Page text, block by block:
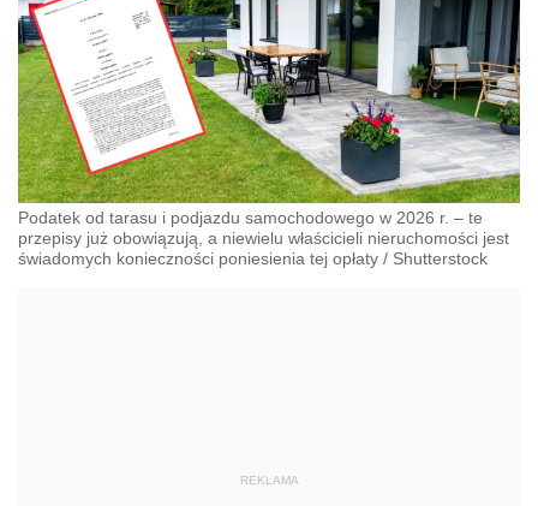
Podatek od tarasu i podjazdu samochodowego w 2026 r. – te
przepisy już obowiązują, a niewielu właścicieli nieruchomości jest
świadomych konieczności poniesienia tej opłaty / Shutterstock